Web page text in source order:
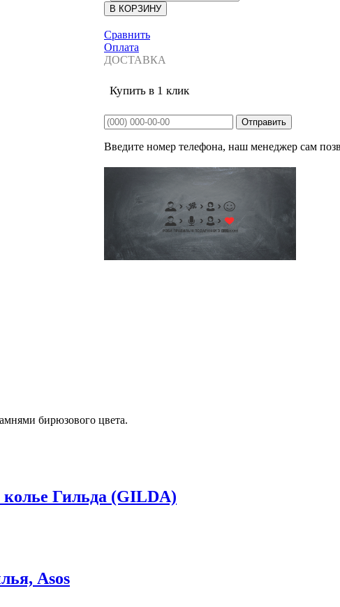
Сравнить
Оплата
ДОСТАВКА
Купить в 1 клик
Введите номер телефона, наш менеджер сам
бирюзового цвета.
Гильда (GILDA)
Asos